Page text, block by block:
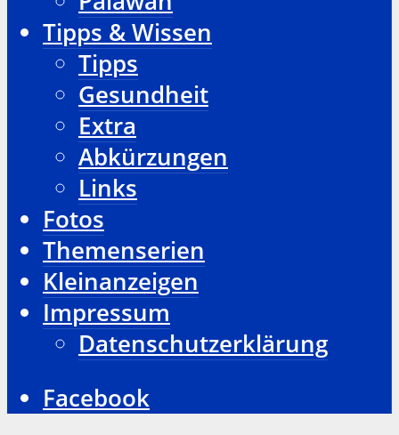
Tipps & Wissen
Tipps
Gesundheit
Extra
Abkürzungen
Links
Fotos
Themenserien
Kleinanzeigen
Impressum
Datenschutzerklärung
Facebook